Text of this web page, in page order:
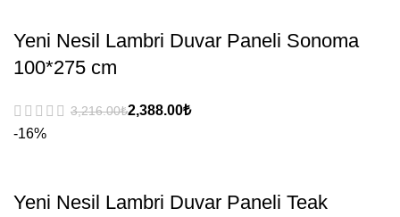
Yeni Nesil Lambri Duvar Paneli Sonoma
100*275 cm
₺
₺
-16%
Yeni Nesil Lambri Duvar Paneli Teak